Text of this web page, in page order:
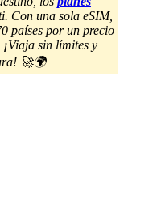
Con una sola eSIM,
países por un precio
sin límites y
🚀🌍